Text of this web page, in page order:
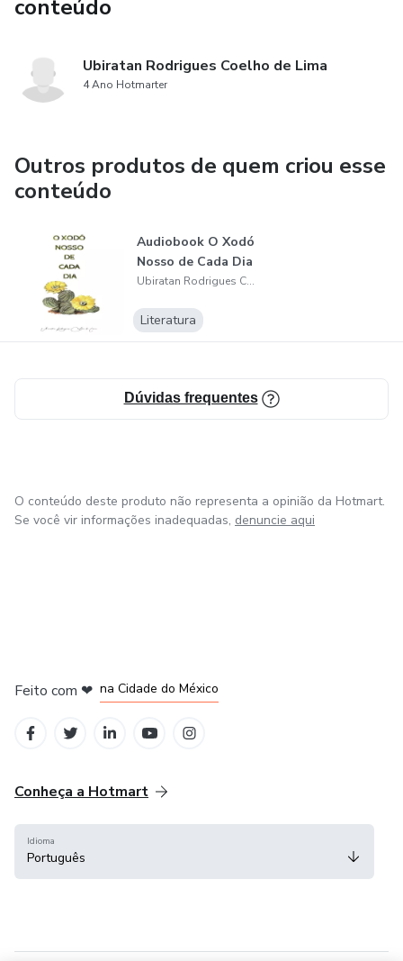
conteúdo
Ubiratan Rodrigues Coelho de Lima
4 Ano Hotmarter
Outros produtos de quem criou esse
conteúdo
Audiobook O Xodó
Nosso de Cada Dia
Ubiratan Rodrigues Coelho de Lima
Literatura
Dúvidas frequentes
O conteúdo deste produto não representa a opinião da Hotmart.
Se você vir informações inadequadas, denuncie aqui
Feito com ❤ na Cidade do México
Conheça a Hotmart
Idioma
Português